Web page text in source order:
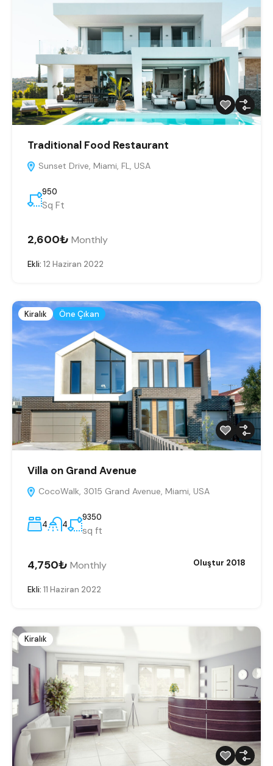
Traditional Food Restaurant
Sunset Drive, Miami, FL, USA
950
Sq Ft
2,600₺ Monthly
Ekli: 12 Haziran 2022
Kiralık Öne Çıkan
Villa on Grand Avenue
CocoWalk, 3015 Grand Avenue, Miami, USA
4 4
9350
sq ft
4,750₺ Monthly Oluştur 2018
Ekli: 11 Haziran 2022
Kiralık